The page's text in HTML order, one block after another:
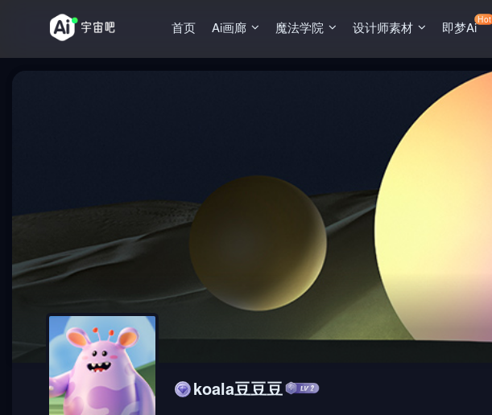
首页 Ai画廊 魔法学院 设计师素材 即梦AiHot
koala豆豆豆